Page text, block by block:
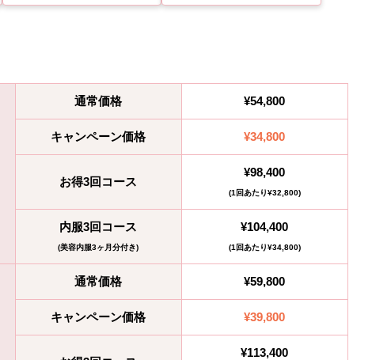
通常価格 ¥54,800
キャンペーン価格 ¥34,800
お得3回コース
¥98,400
(1回あたり¥32,800)
内服3回コース
(美容内服3ヶ月分付き)
¥104,400
(1回あたり¥34,800)
通常価格 ¥59,800
キャンペーン価格 ¥39,800
¥113,400